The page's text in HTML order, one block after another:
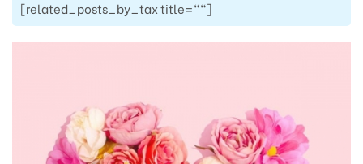
[related_posts_by_tax title=""]